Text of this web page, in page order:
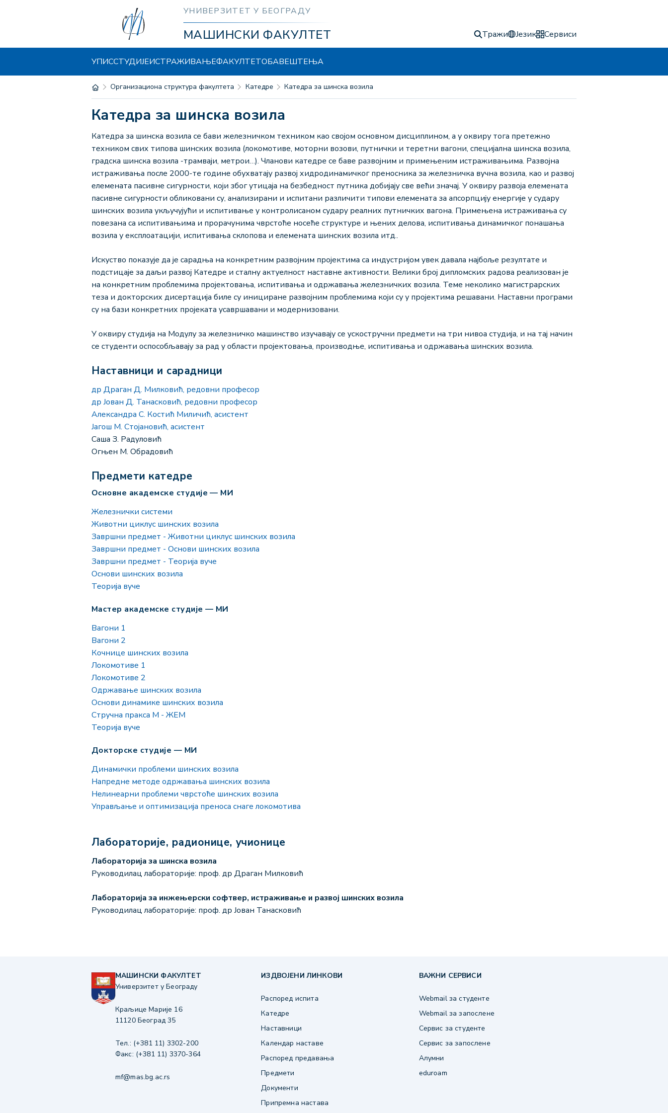
УНИВЕРЗИТЕТ У БЕОГРАДУ
МАШИНСКИ ФАКУЛТЕТ Тражи Језик Сервиси
УПИССТУДИЈЕИСТРАЖИВАЊЕФАКУЛТЕТОБАВЕШТЕЊА
Организациона структура факултета Катедре Катедра за шинска возила
Катедра за шинска возила
Катедра за шинска возила се бави железничком техником као својом основном дисциплином, а у оквиру тога претежно
техником свих типова шинских возила (локомотиве, моторни возови, путнички и теретни вагони, специјална шинска возила,
градска шинска возила -трамваји, метрои…). Чланови катедре се баве развојним и примењеним истраживањима. Развојна
истраживања после 2000-те године обухватају развој хидродинамичког преносника за железничка вучна возила, као и развој
елемената пасивне сигурности, који због утицаја на безбедност путника добијају све већи значај. У оквиру развоја елемената
пасивне сигурности обликовани су, анализирани и испитани различити типови елемената за апсорпцију енергије у судару
шинских возила укључујући и испитивање у контролисаном судару реалних путничких вагона. Примењена истраживања су
повезана са испитивањима и прорачунима чврстоће носеће структуре и њених делова, испитивања динамичког понашања
возила у експлоатацији, испитивања склопова и елемената шинских возила итд..
Искуство показује да је сарадња на конкретним развојним пројектима са индустријом увек давала најбоље резултате и
подстицаје за даљи развој Катедре и сталну актуелност наставне активности. Велики број дипломских радова реализован је
на конкретним проблемима пројектовања, испитивања и одржавања железничких возила. Теме неколико магистрарских
теза и докторских дисертација биле су инициране развојним проблемима који су у пројектима решавани. Наставни програми
су на бази конкретних пројеката усавршавани и модернизовани.
У оквиру студија на Модулу за железничко машинство изучавају се ускостручни предмети на три нивоа студија, и на тај начин
се студенти оспособљавају за рад у области пројектовања, производње, испитивања и одржавања шинских возила.
Наставници и сарадници
др Драган Д. Милковић, редовни професор
др Јован Д. Танасковић, редовни професор
Александра С. Костић Миличић, асистент
Јагош М. Стојановић, асистент
Саша З. Радуловић
Огњен М. Обрадовић
Предмети катедре
Основне академске студије — МИ
Железнички системи
Животни циклус шинских возила
Завршни предмет - Животни циклус шинских возила
Завршни предмет - Основи шинских возила
Завршни предмет - Теорија вуче
Основи шинских возила
Теорија вуче
Мастер академске студије — МИ
Вагони 1
Вагони 2
Кочнице шинских возила
Локомотиве 1
Локомотиве 2
Одржавање шинских возила
Основи динамике шинских возила
Стручна пракса М - ЖЕМ
Теорија вуче
Докторске студије — МИ
Динамички проблеми шинских возила
Напредне методе одржавања шинских возила
Нелинеарни проблеми чврстоће шинских возила
Управљање и оптимизација преноса снаге локомотива
Лабораторије, радионице, учионице
Лабораторија за шинска возила
Руководилац лабораторије: проф. др Драган Милковић
Лабораторија за инжењерски софтвер, истраживање и развој шинских возила
Руководилац лабораторије: проф. др Јован Танасковић
МАШИНСКИ ФАКУЛТЕТ
Универзитет у Београду
Краљице Марије 16
11120 Београд 35
Тел.: (+381 11) 3302-200
Факс: (+381 11) 3370-364
mf@mas.bg.ac.rs
ИЗДВОЈЕНИ ЛИНКОВИ
Распоред испита
Катедре
Наставници
Календар наставе
Распоред предавања
Предмети
Документи
Припремна настава
ВАЖНИ СЕРВИСИ
Webmail за студенте
Webmail за запослене
Сервис за студенте
Сервис за запослене
Алумни
eduroam